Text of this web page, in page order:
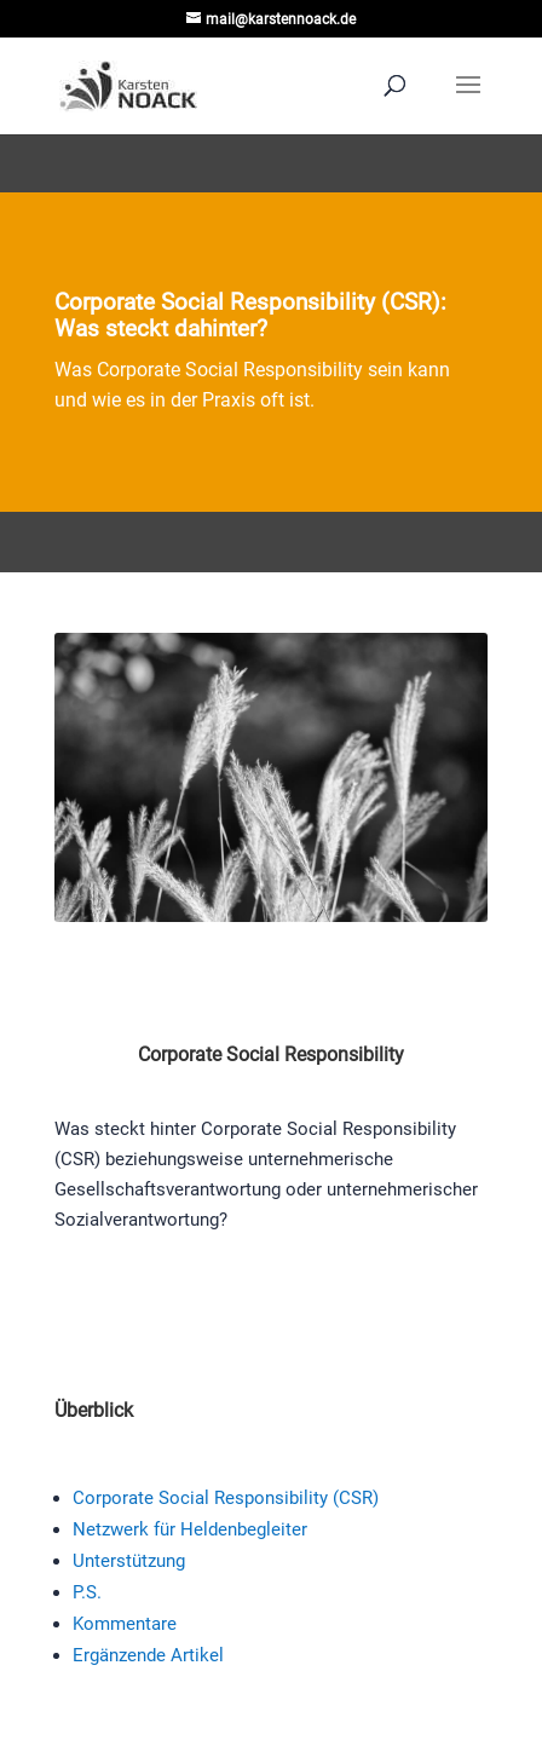
mail@karstennoack.de
Corporate Social Responsibility (CSR):
Was steckt dahinter?
Was Corporate Social Responsibility sein kann
und wie es in der Praxis oft ist.
Corporate Social Responsibility
Was steckt hinter Corporate Social Responsibility
(CSR) beziehungsweise unternehmerische
Gesellschaftsverantwortung oder unternehmerischer
Sozialverantwortung?
Überblick
Corporate Social Responsibility (CSR)
Netzwerk für Heldenbegleiter
Unterstützung
P.S.
Kommentare
Ergänzende Artikel